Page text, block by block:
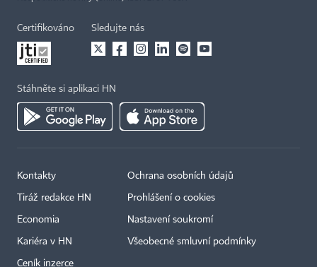
Certifikováno Sledujte nás
Stáhněte si aplikaci HN
Kontakty
Tiráž redakce HN
Economia
Kariéra v HN
Ceník inzerce
Ochrana osobních údajů
Prohlášení o cookies
Nastavení soukromí
Všeobecné smluvní podmínky